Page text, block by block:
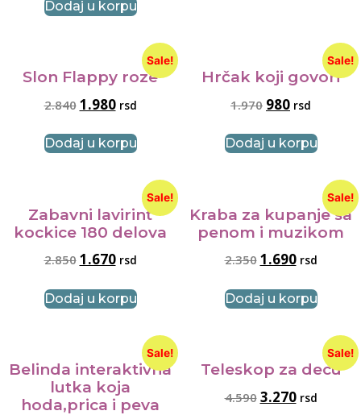
Dodaj u korpu
Sale!
Slon Flappy roze
2.840 1.980 rsd
Dodaj u korpu
Sale!
Hrčak koji govori
1.970 980 rsd
Dodaj u korpu
Sale!
Zabavni lavirint
kockice 180 delova
2.850 1.670 rsd
Dodaj u korpu
Sale!
Kraba za kupanje sa
penom i muzikom
2.350 1.690 rsd
Dodaj u korpu
Sale!
Belinda interaktivna
lutka koja
hoda,prica i peva
Sale!
Teleskop za decu
4.590 3.270 rsd